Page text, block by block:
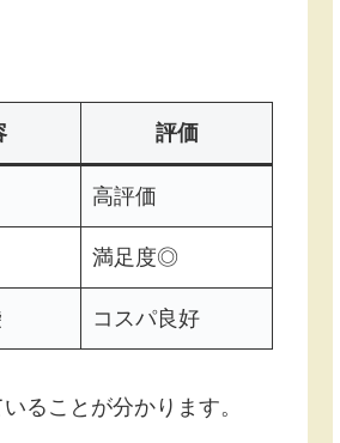
評価
高評価
満足度◎
コスパ良好
ることが分かります。